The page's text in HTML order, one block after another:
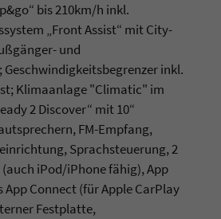
bis 210km/h inkl.
„Front Assist“ mit City-
und
inkl.
Klimaanlage "Climatic" im
2 Discover“ mit 10“
FM-Empfang,
Sprachsteuerung, 2
iPod/iPhone fähig), App
App Connect (für Apple CarPlay
Festplatte,